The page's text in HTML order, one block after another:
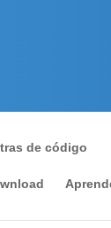
de código